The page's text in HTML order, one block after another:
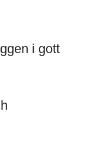
i gott